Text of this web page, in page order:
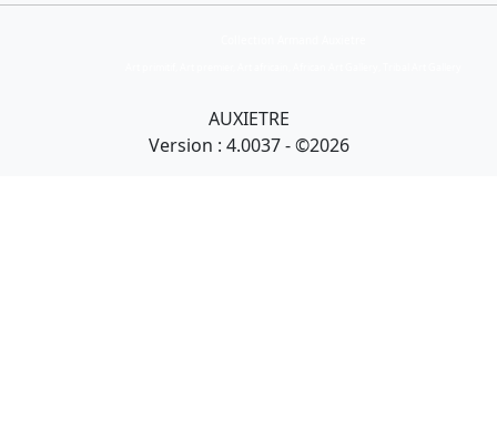
AUXIETRE
Version : 4.0037 - ©2026